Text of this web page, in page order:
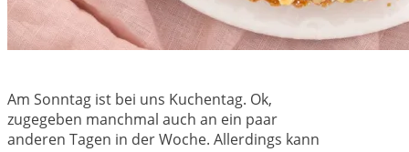
Am Sonntag ist bei uns Kuchentag. Ok,
zugegeben manchmal auch an ein paar
anderen Tagen in der Woche. Allerdings kann